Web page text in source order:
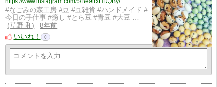
https://www.instagram.com/p/Be9rrxHDQBy/
#なごみの森工房 #豆 #豆雑貨 #ハンドメイド #
今日の手仕事 #癒し #とら豆 #青豆 #大豆 …
草野 和
8年前
いいね！
0